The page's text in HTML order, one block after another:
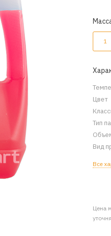
1
Цвет
Тип
Вид
Все
Цена